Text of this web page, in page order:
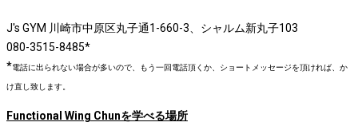
J's GYM 川崎市中原区丸子通1-660-3、シャルム新丸子103
080-3515-8485*
*電話に出られない場合が多いので、もう一回電話頂くか、ショートメッセージを頂ければ、か
け直し致します。
Functional Wing Chunを学べる場所